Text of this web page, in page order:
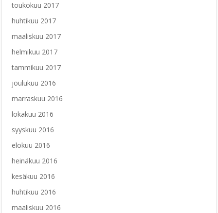
toukokuu 2017
huhtikuu 2017
maaliskuu 2017
helmikuu 2017
tammikuu 2017
joulukuu 2016
marraskuu 2016
lokakuu 2016
syyskuu 2016
elokuu 2016
heinäkuu 2016
kesäkuu 2016
huhtikuu 2016
maaliskuu 2016